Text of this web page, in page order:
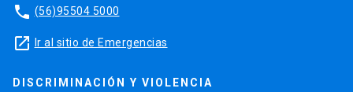
phone (56)95504 5000
launch Ir al sitio de Emergencias
DISCRIMINACIÓN Y VIOLENCIA